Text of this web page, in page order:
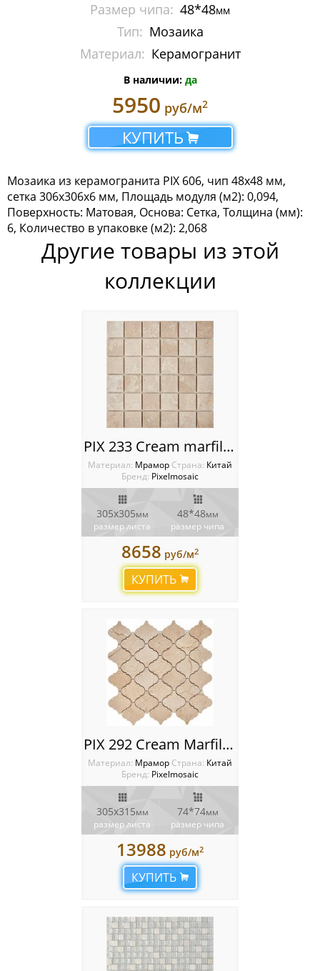
Мозаика Orro Mosaic
Мозаика Rose Mosaic
Мозаика Sekitei
Мозаика Starmosaic
Мозаика Tonomosaic
Мозаика Опера Декора
Россия
Размер чипа: 48*48мм
Тип: Мозаика
Материал: Керамогранит
В наличии: да
5950 руб/м2
КУПИТЬ
Мозаика из керамогранита PIX 606, чип 48х48 мм,
сетка 306х306х6 мм, Площадь модуля (м2): 0,094,
Поверхность: Матовая, Основа: Сетка, Толщина (мм):
6, Количество в упаковке (м2): 2,068
Другие товары из этой
коллекции
PIX 233 Cream marfil, чип 48x48 мм, сетка 305х305x6 мм, Полированная
Материал: Мрамор Cтрана: Китай
Бренд: Pixelmosaic
305х305мм
размер листа
48*48мм
размер чипа
8658 руб/м2
КУПИТЬ
PIX 292 Cream Marfil, чип 74x74 мм, сетка 305х315x8 мм, Полированная
Материал: Мрамор Cтрана: Китай
Бренд: Pixelmosaic
305х315мм
размер листа
74*74мм
размер чипа
13988 руб/м2
КУПИТЬ